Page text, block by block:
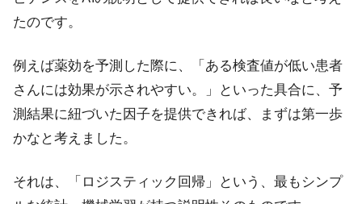
たのです。
例えば薬効を予測した際に、「ある検査値が低い患者
さんには効果が示されやすい。」といった具合に、予
測結果に紐づいた因子を提供できれば、まずは第一歩
かなと考えました。
それは、「ロジスティック回帰」という、最もシンプ